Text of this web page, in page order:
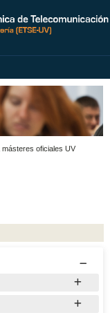
másteres oficiales UV